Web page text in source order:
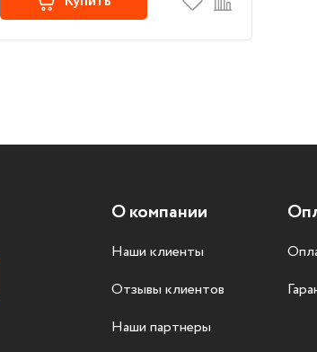
О компании
Наши клиенты
Отзывы клиентов
Наши партнеры